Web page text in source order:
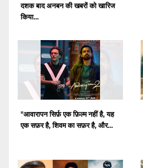
दशक बाद अनबन की खबरों को खारिज
किया...
"आवारापन सिर्फ़ एक फ़िल्म नहीं है, यह
एक सफ़र है, शिवम का सफ़र है, और...